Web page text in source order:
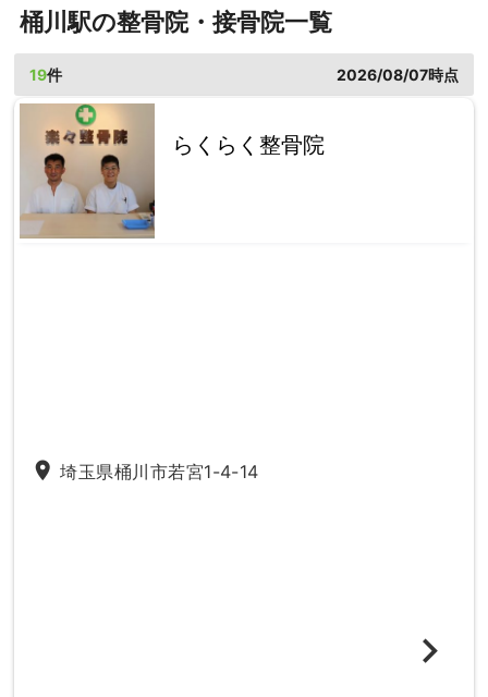
桶川駅の整骨院・接骨院一覧
19件 2026/08/07時点
らくらく整骨院
place 埼玉県桶川市若宮1-4-14